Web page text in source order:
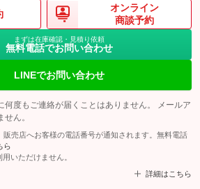
オンライン
商談予約
まずは在庫確認・見積り依頼
無料電話でお問い合わせ
LINEでお問い合わせ
何度もご連絡が届くことはありません。 メールア
ん。
売店へお客様の電話番号が通知されます。無料電話
ら
いただけません。
詳細はこちら